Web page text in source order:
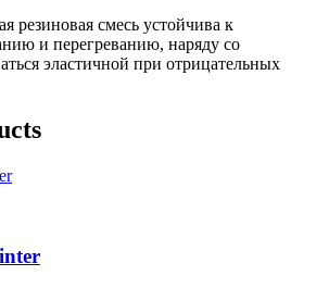
резиновая смесь устойчива к
и перегреванию, наряду со
эластичной при отрицательных